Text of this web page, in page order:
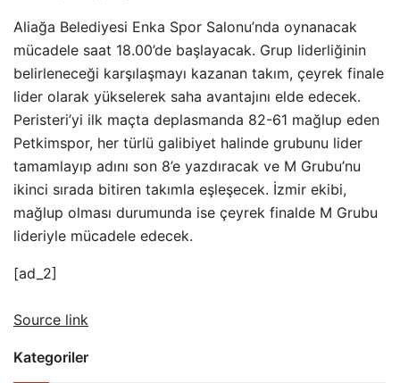
Aliağa Belediyesi Enka Spor Salonu’nda oynanacak
mücadele saat 18.00’de başlayacak. Grup liderliğinin
belirleneceği karşılaşmayı kazanan takım, çeyrek finale
lider olarak yükselerek saha avantajını elde edecek.
Peristeri’yi ilk maçta deplasmanda 82-61 mağlup eden
Petkimspor, her türlü galibiyet halinde grubunu lider
tamamlayıp adını son 8’e yazdıracak ve M Grubu’nu
ikinci sırada bitiren takımla eşleşecek. İzmir ekibi,
mağlup olması durumunda ise çeyrek finalde M Grubu
lideriyle mücadele edecek.
[ad_2]
Source link
Kategoriler